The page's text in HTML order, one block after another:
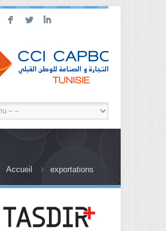
F L I
Accueil exportations